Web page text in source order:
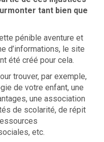
tant bien que
pénible aventure et
d’informations, le site
été créé pour cela.
trouver, par exemple,
de votre enfant, une
une association
de scolarité, de répit
etc.